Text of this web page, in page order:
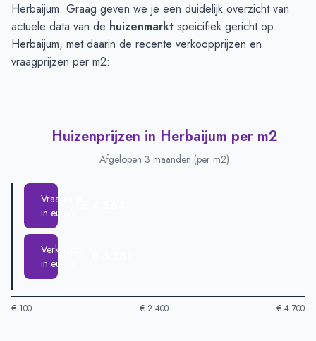
Herbaijum. Graag geven we je een duidelijk overzicht van
actuele data van de huizenmarkt speicifiek gericht op
Herbaijum, met daarin de recente verkoopprijzen en
vraagprijzen per m2:
Huizenprijzen in Herbaijum per m2
Afgelopen 3 maanden (per m2)
Vraagprijs
in euro's
Verkoopprijs
in euro's
€ 100 € 2.400 € 4.700